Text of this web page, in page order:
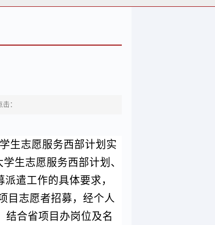
击：
生志愿服务西部计划实
生志愿服务西部计划、
遣工作的具体要求，
目志愿者招募，经个人
结合省项目办岗位及名